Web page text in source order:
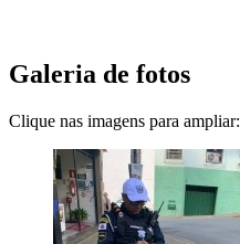
Galeria de fotos
Clique nas imagens para ampliar: